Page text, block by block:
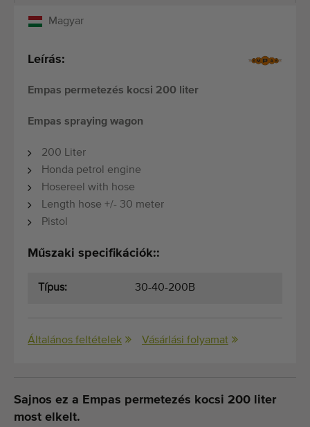
Magyar
Leírás:
Empas permetezés kocsi 200 liter
Empas spraying wagon
200 Liter
Honda petrol engine
Hosereel with hose
Length hose +/- 30 meter
Pistol
Műszaki specifikációk::
Típus: 30-40-200B
Általános feltételek Vásárlási folyamat
Sajnos ez a Empas permetezés kocsi 200 liter
most elkelt.